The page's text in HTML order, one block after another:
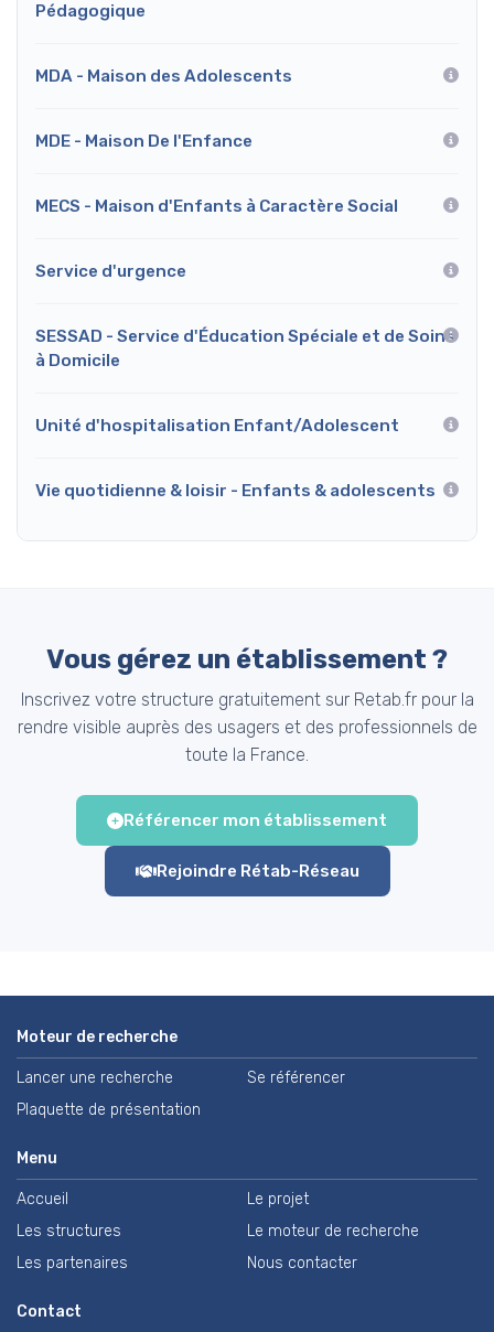
Pédagogique
MDA - Maison des Adolescents
MDE - Maison De l'Enfance
MECS - Maison d'Enfants à Caractère Social
Service d'urgence
SESSAD - Service d'Éducation Spéciale et de Soins
à Domicile
Unité d'hospitalisation Enfant/Adolescent
Vie quotidienne & loisir - Enfants & adolescents
Vous gérez un établissement ?
Inscrivez votre structure gratuitement sur Retab.fr pour la
rendre visible auprès des usagers et des professionnels de
toute la France.
Référencer mon établissement
Rejoindre Rétab-Réseau
Moteur de recherche
Lancer une recherche
Se référencer
Plaquette de présentation
Menu
Accueil
Le projet
Les structures
Le moteur de recherche
Les partenaires
Nous contacter
Contact